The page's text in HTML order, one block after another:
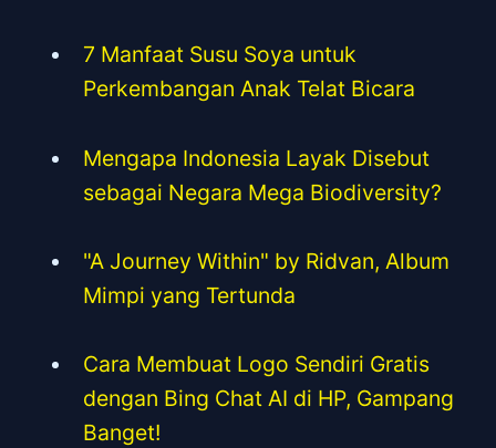
7 Manfaat Susu Soya untuk
Perkembangan Anak Telat Bicara
Mengapa Indonesia Layak Disebut
sebagai Negara Mega Biodiversity?
"A Journey Within" by Ridvan, Album
Mimpi yang Tertunda
Cara Membuat Logo Sendiri Gratis
dengan Bing Chat AI di HP, Gampang
Banget!